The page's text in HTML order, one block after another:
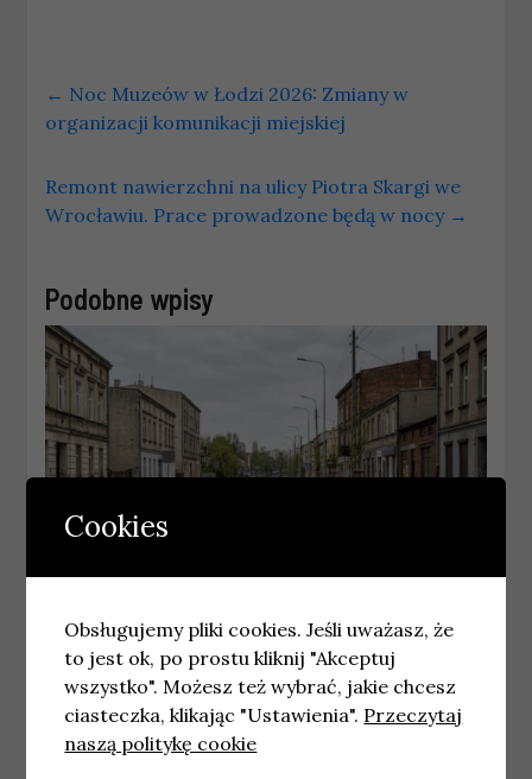
← Noc Muzeów w Łodzi 2026: Zmiany w
organizacji komunikacji miejskiej
Remont nawierzchni na ulicy Piotra Skargi we
Wrocławiu. Prace prowadzone będą w nocy →
Podobne wpisy
ŁÓDŹ
Zakończono modernizację ulicy
Ozorkowskiej w Łodzi
20 maja, 2026 redakcja
Cookies
Obsługujemy pliki cookies. Jeśli uważasz, że
to jest ok, po prostu kliknij "Akceptuj
wszystko". Możesz też wybrać, jakie chcesz
ciasteczka, klikając "Ustawienia". Przeczytaj
naszą politykę cookie